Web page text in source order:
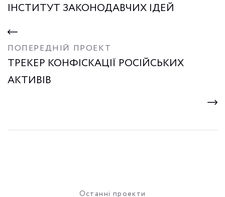
ІНСТИТУТ ЗАКОНОДАВЧИХ ІДЕЙ
ПОПЕРЕДНІЙ ПРОЕКТ
ТРЕКЕР КОНФІСКАЦІЇ РОСІЙСЬКИХ
АКТИВІВ
Останні проекти